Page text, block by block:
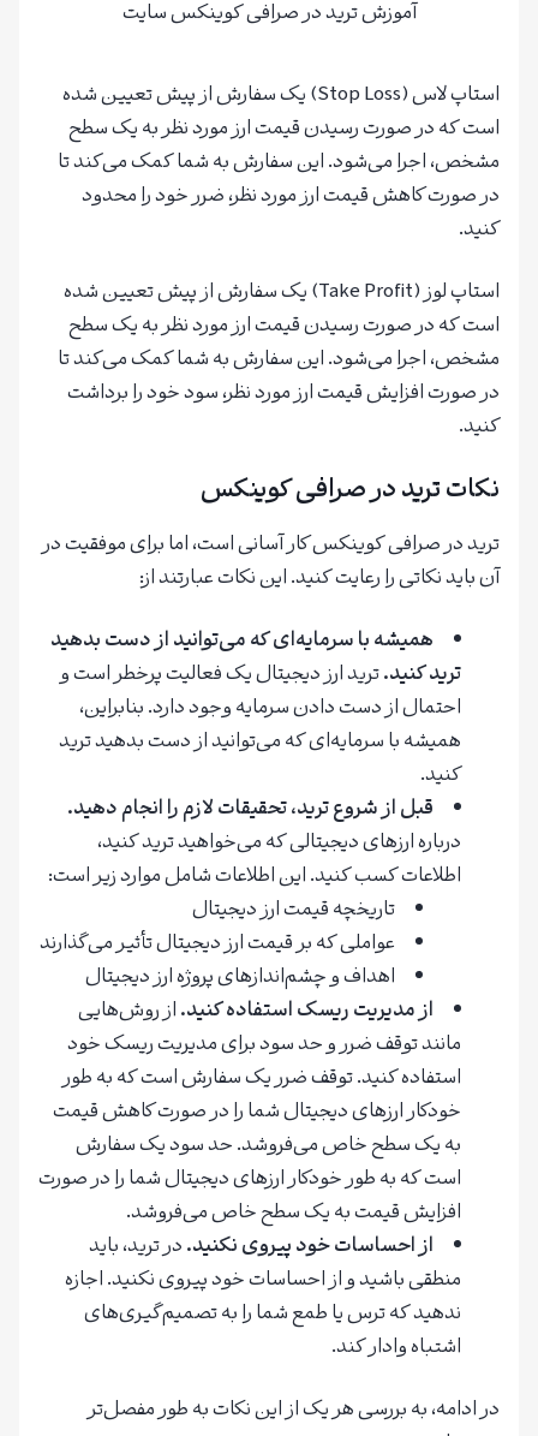
آموزش ترید در صرافی کوینکس سایت
استاپ لاس (Stop Loss) یک سفارش از پیش تعیین شده
است که در صورت رسیدن قیمت ارز مورد نظر به یک سطح
مشخص، اجرا می‌شود. این سفارش به شما کمک می‌کند تا
در صورت کاهش قیمت ارز مورد نظر، ضرر خود را محدود
کنید.
استاپ لوز (Take Profit) یک سفارش از پیش تعیین شده
است که در صورت رسیدن قیمت ارز مورد نظر به یک سطح
مشخص، اجرا می‌شود. این سفارش به شما کمک می‌کند تا
در صورت افزایش قیمت ارز مورد نظر، سود خود را برداشت
کنید.
نکات ترید در صرافی کوینکس
ترید در صرافی کوینکس کار آسانی است، اما برای موفقیت در
آن باید نکاتی را رعایت کنید. این نکات عبارتند از:
همیشه با سرمایه‌ای که می‌توانید از دست بدهید
ترید کنید.ترید ارز دیجیتال یک فعالیت پرخطر است و
احتمال از دست دادن سرمایه وجود دارد. بنابراین،
همیشه با سرمایه‌ای که می‌توانید از دست بدهید ترید
کنید.
قبل از شروع ترید، تحقیقات لازم را انجام دهید.
درباره ارزهای دیجیتالی که می‌خواهید ترید کنید،
اطلاعات کسب کنید. این اطلاعات شامل موارد زیر است:
تاریخچه قیمت ارز دیجیتال
عواملی که بر قیمت ارز دیجیتال تأثیر می‌گذارند
اهداف و چشم‌اندازهای پروژه ارز دیجیتال
از مدیریت ریسک استفاده کنید.از روش‌هایی
مانند توقف ضرر و حد سود برای مدیریت ریسک خود
استفاده کنید. توقف ضرر یک سفارش است که به طور
خودکار ارزهای دیجیتال شما را در صورت کاهش قیمت
به یک سطح خاص می‌فروشد. حد سود یک سفارش
است که به طور خودکار ارزهای دیجیتال شما را در صورت
افزایش قیمت به یک سطح خاص می‌فروشد.
از احساسات خود پیروی نکنید.در ترید، باید
منطقی باشید و از احساسات خود پیروی نکنید. اجازه
ندهید که ترس یا طمع شما را به تصمیم‌گیری‌های
اشتباه وادار کند.
در ادامه، به بررسی هر یک از این نکات به طور مفصل‌تر